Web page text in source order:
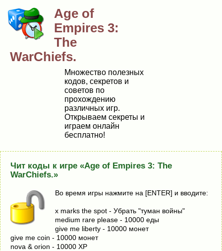
Age of
Empires 3:
The
WarChiefs.
Множество полезных
кодов, секретов и
советов по
прохождению
различных игр.
Открываем секреты и
играем онлайн
бесплатно!
Чит коды к игре «Age of Empires 3: The
WarChiefs.»
Во время игры нажмите на [ENTER] и вводите:
x marks the spot - Убрать "туман войны"
medium rare please - 10000 еды
give me liberty - 10000 монет
give me coin - 10000 монет
nova & orion - 10000 XP